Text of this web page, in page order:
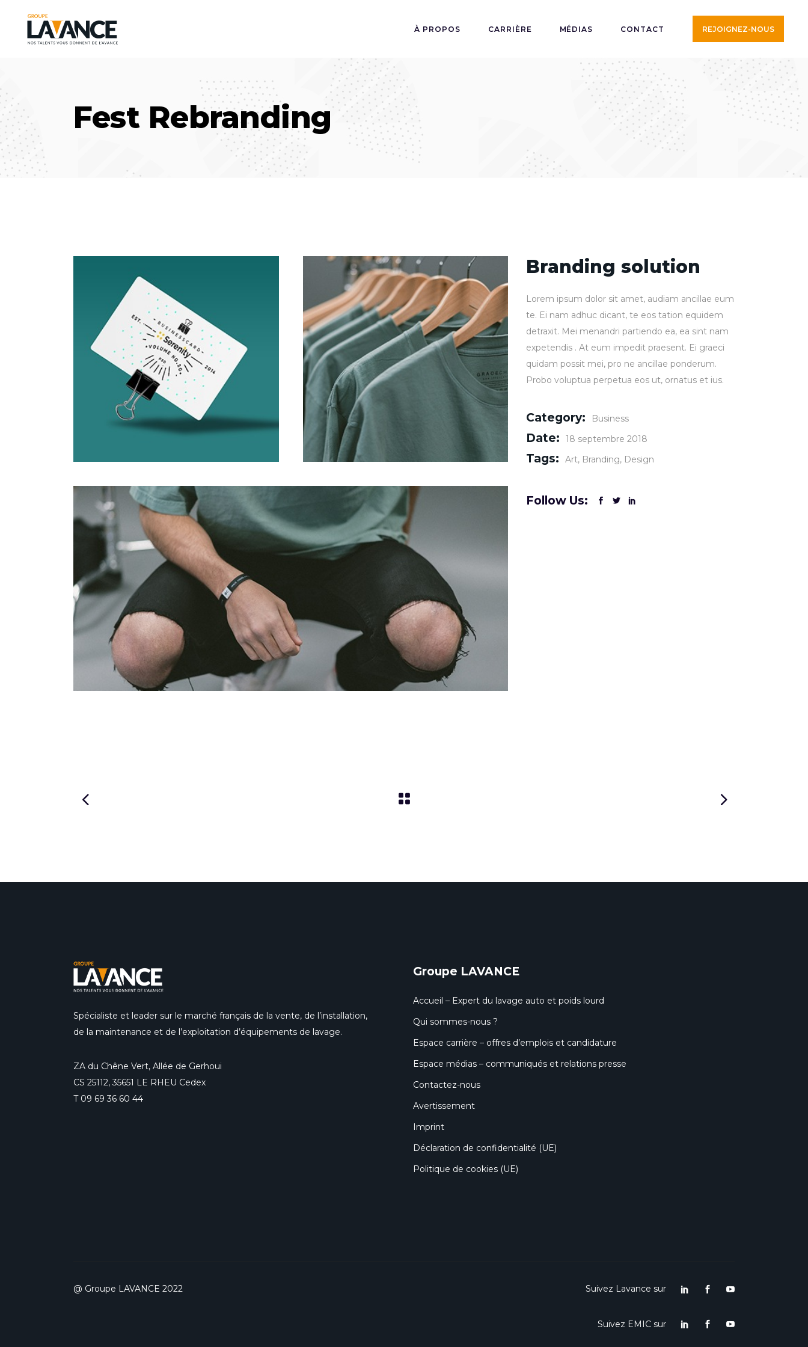
À PROPOS CARRIÈRE MÉDIAS CONTACT REJOIGNEZ-NOUS
Fest Rebranding
Branding solution
Lorem ipsum dolor sit amet, audiam ancillae eum
te. Ei nam adhuc dicant, te eos tation equidem
detraxit. Mei menandri partiendo ea, ea sint nam
expetendis . At eum impedit praesent. Ei graeci
quidam possit mei, pro ne ancillae ponderum.
Probo voluptua perpetua eos ut, ornatus et ius.
Category: Business
Date: 18 septembre 2018
Tags: Art Branding Design
Follow Us:
Spécialiste et leader sur le marché français de la vente, de l’installation,
de la maintenance et de l’exploitation d’équipements de lavage.
ZA du Chêne Vert, Allée de Gerhoui
CS 25112, 35651 LE RHEU Cedex
T 09 69 36 60 44
Groupe LAVANCE
Accueil – Expert du lavage auto et poids lourd
Qui sommes-nous ?
Espace carrière – offres d’emplois et candidature
Espace médias – communiqués et relations presse
Contactez-nous
Avertissement
Imprint
Déclaration de confidentialité (UE)
Politique de cookies (UE)
@ Groupe LAVANCE 2022 Suivez Lavance sur
Suivez EMIC sur